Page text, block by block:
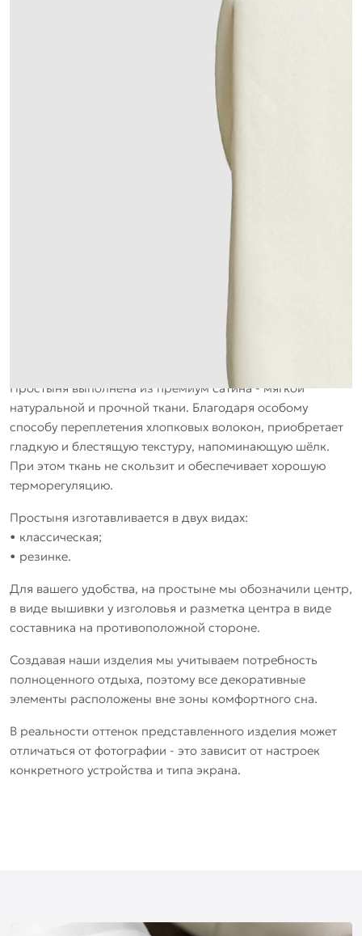
ДОБАВИТЬ В КОРЗИНУ
Рекомендации по уходу
100% хлопок. Плетение нити сатиновое.
Простыня выполнена из премиум сатина - мягкой
натуральной и прочной ткани. Благодаря особому
способу переплетения хлопковых волокон, приобретает
гладкую и блестящую текстуру, напоминающую шёлк.
При этом ткань не скользит и обеспечивает хорошую
терморегуляцию.
Простыня изготавливается в двух видах:
• классическая;
• резинке.
Для вашего удобства, на простыне мы обозначили центр,
в виде вышивки у изголовья и разметка центра в виде
составника на противоположной стороне.
Создавая наши изделия мы учитываем потребность
полноценного отдыха, поэтому все декоративные
элементы расположены вне зоны комфортного сна.
В реальности оттенок представленного изделия может
отличаться от фотографии - это зависит от настроек
конкретного устройства и типа экрана.